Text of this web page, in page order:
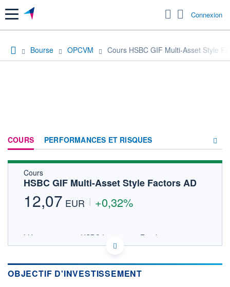
Menu Connexion
Bourse OPCVM Cours HSBC GIF Multi-Asset Style
COURS PERFORMANCES ET RISQUES
Cours
HSBC GIF Multi-Asset Style Factors AD
12,07 EUR +0,32%
LU1529682053 - HSBC Investment Funds
(Luxembourg) S.A.
Consulter le prospectus / DIC
OBJECTIF D'INVESTISSEMENT